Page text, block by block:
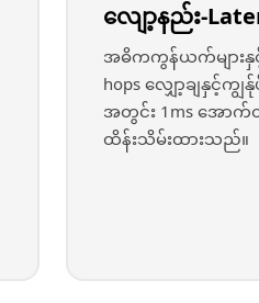
လျော့နည်း-
အဓိကကွန်ယက်များ
hops လျှော့ချနှင့်
အတွင်း 1ms အောက်
ထိန်းသိမ်းထားသည်။